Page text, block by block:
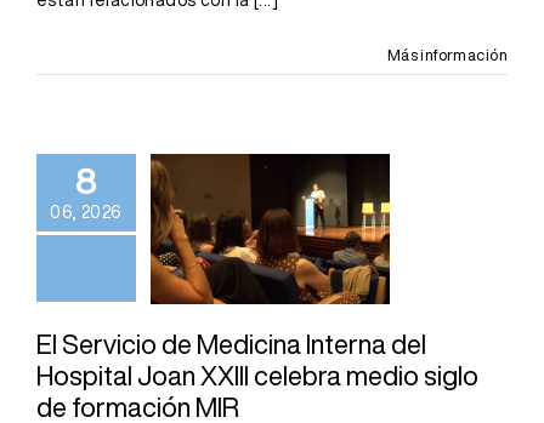
Más información
8
06, 2026
Medicina
Interna del
Hospital Joan
XXIII celebra
medio siglo de
formación MIR
El Servicio de Medicina Interna del
Hospital Joan XXIII celebra medio siglo
de formación MIR